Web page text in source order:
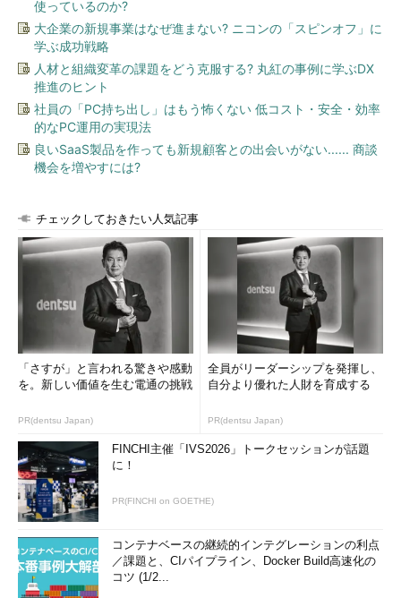
使っているのか?
大企業の新規事業はなぜ進まない? ニコンの「スピンオフ」に
学ぶ成功戦略
人材と組織変革の課題をどう克服する? 丸紅の事例に学ぶDX
推進のヒント
社員の「PC持ち出し」はもう怖くない 低コスト・安全・効率
的なPC運用の実現法
良いSaaS製品を作っても新規顧客との出会いがない...... 商談
機会を増やすには?
チェックしておきたい人気記事
「さすが」と言われる驚きや感動
を。新しい価値を生む電通の挑戦
PR(dentsu Japan)
全員がリーダーシップを発揮し、
自分より優れた人財を育成する
PR(dentsu Japan)
FINCHI主催「IVS2026」トークセッションが話題
に！
PR(FINCHI on GOETHE)
コンテナベースの継続的インテグレーションの利点
／課題と、CIパイプライン、Docker Build高速化の
コツ (1/2...